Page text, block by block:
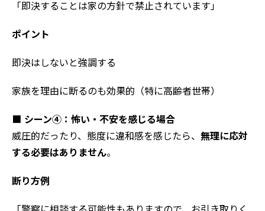
「即決することは家の方針で禁止されています」
ポイント
即決はしないと強調する
家族を理由に断るのも効果的（特に高齢者世帯）
■ シーン④：怖い・不安を感じる場合
威圧的だったり、態度に違和感を感じたら、 無理に応対
する必要はありません。
断り方例